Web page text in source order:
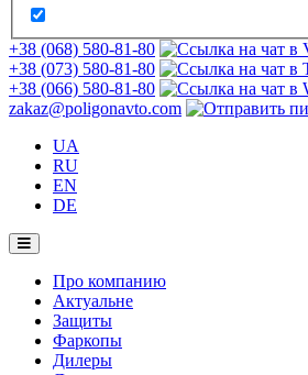
+38 (068) 580-81-80
+38 (073) 580-81-80
+38 (066) 580-81-80
zakaz@poligonavto.com
UA
RU
EN
DE
Про компанию
Актуальне
Защиты
Фаркопы
Дилеры